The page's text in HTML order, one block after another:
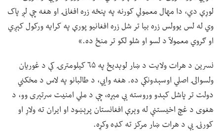
لوړې دي، دا مهال معمولي کورنه په پنځه زره افغانۍ او هغه چې لږ پاک
وي له لس یوولس زره بیا تر شل زره افغانیو پورې په کرایه ورکول کېږي
او ګروي معمولآ د لسو او شلو لکو تر منځ ده.»
نسرین د هرات ولایت د ښار لوېدیځ په ۶۵ کیلومترۍ کې د غوریان
ولسوالۍ اصلي اوسېدونکې ده. هغه وايي، د طالبانو په لاس د مخکني
دولت تر پاشل کېدو وروسته یې مېړه، چې د ملي امنیت سرتېری وو، د
هغوی د غچ اخیستنې له وېرې افغانستان پرېښود او ایران ته ولاړ او
کورنۍ یې د هرات ښار مرکز ته کډه وکړه.